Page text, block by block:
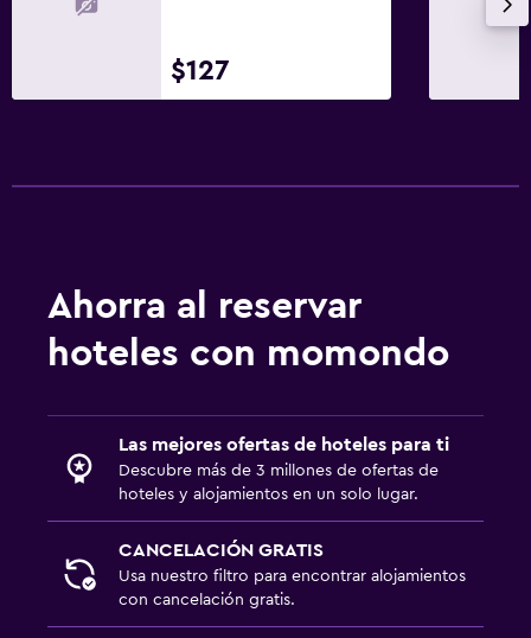
$127
Ahorra al reservar
hoteles con momondo
Las mejores ofertas de hoteles para ti
Descubre más de 3 millones de ofertas de
hoteles y alojamientos en un solo lugar.
CANCELACIÓN GRATIS
Usa nuestro filtro para encontrar alojamientos
con cancelación gratis.